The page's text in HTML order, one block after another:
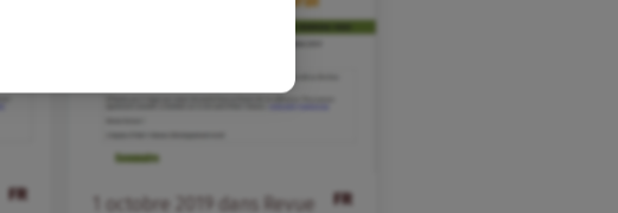
FR FR
octobre dans
Revue